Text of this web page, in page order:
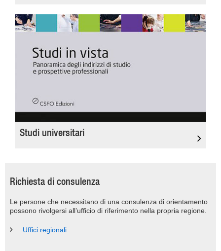
Studi universitari
Richiesta di consulenza
Le persone che necessitano di una consulenza di orientamento
possono rivolgersi all’ufficio di riferimento nella propria regione.
Uffici regionali